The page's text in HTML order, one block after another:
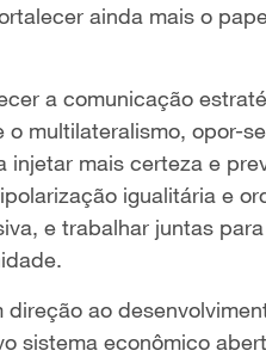
ainda mais o
a comunicação
multilateralismo, opor-
mais certeza e
igualitária e
e trabalhar juntas
ao
sistema econômico